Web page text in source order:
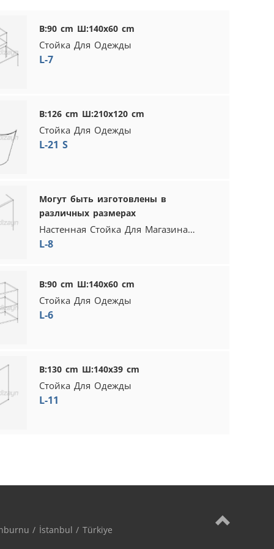
В:90 cm Ш:140x60 cm
Стойка Для Одежды
L-7
В:126 cm Ш:210x120 cm
Стойка Для Одежды
L-21 S
Могут быть изготовлены в
различных размерах
Настенная Стойка Для Магазина
Одежды
L-8
В:90 cm Ш:140x60 cm
Стойка Для Одежды
L-6
В:130 cm Ш:140x39 cm
Стойка Для Одежды
L-11
/ İstanbul / Türkiye